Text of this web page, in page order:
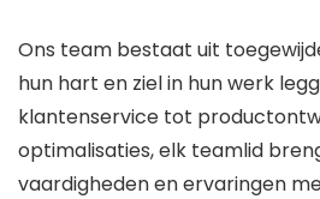
Ons team bestaat uit
hun hart en ziel in hun werk
klantenservice tot
optimalisaties, elk teamlid
vaardigheden en ervaringen